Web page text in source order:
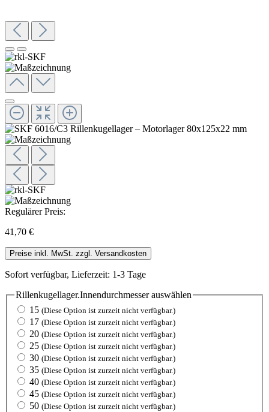
Regulärer Preis:
41,70 €
Preise inkl. MwSt. zzgl. Versandkosten
Sofort verfügbar, Lieferzeit: 1-3 Tage
Rillenkugellager.Innendurchmesserauswählen
15 (Diese Option ist zurzeit nicht verfügbar.)
17 (Diese Option ist zurzeit nicht verfügbar.)
20 (Diese Option ist zurzeit nicht verfügbar.)
25 (Diese Option ist zurzeit nicht verfügbar.)
30 (Diese Option ist zurzeit nicht verfügbar.)
35 (Diese Option ist zurzeit nicht verfügbar.)
40 (Diese Option ist zurzeit nicht verfügbar.)
45 (Diese Option ist zurzeit nicht verfügbar.)
50 (Diese Option ist zurzeit nicht verfügbar.)